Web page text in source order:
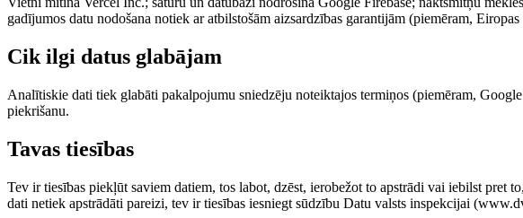
gadījumos datu nodošana notiek ar atbilstošām aizsardzības garantijām (piemēram,
Cik ilgi datus glabājam
Analītiskie dati tiek glabāti pakalpojumu sniedzēju noteiktajos termiņos (piemēram,
piekrišanu.
Tavas tiesības
Tev ir tiesības piekļūt saviem datiem, tos labot, dzēst, ierobežot to apstrādi vai iebilst
dati netiek apstrādāti pareizi, tev ir tiesības iesniegt sūdzību Datu valsts inspekcijai